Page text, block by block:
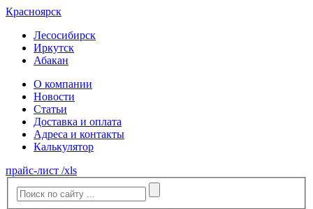
Красноярск
Лесосибирск
Иркутск
Абакан
О компании
Новости
Статьи
Доставка и оплата
Адреса и контакты
Калькулятор
прайс-лист /xls